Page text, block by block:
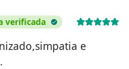
verificada
e